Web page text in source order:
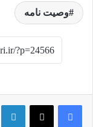
وصیت نامه